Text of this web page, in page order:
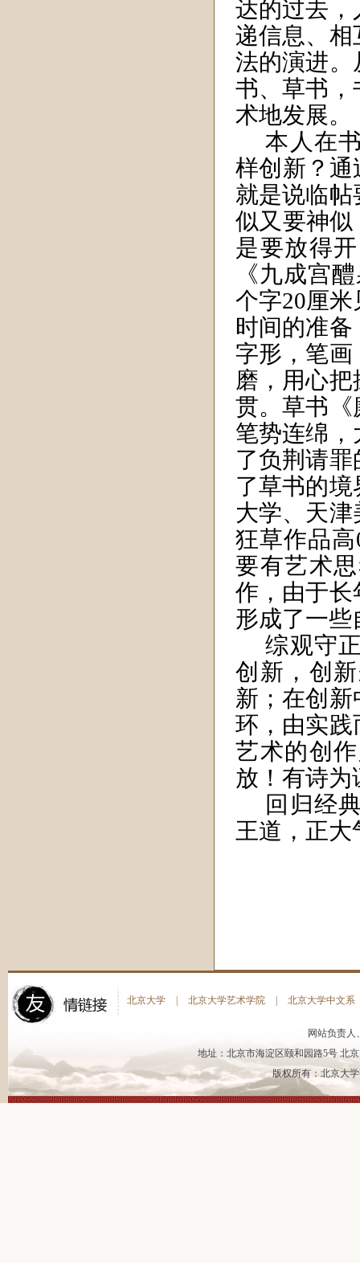
达的过去，
递信息、相
法的演进。
书、草书，
术地发展。
本人在
样创新？通
就是说临帖
似又要神似
是要放得
《九成宫
个字20厘
时间的准
字形，笔画
磨，用心
贯。草书《
笔势连绵
了负荆请
了草书的
大学、天
狂草作品
要有艺术
作，由于长
形成了一些
综观守
创新，创
新；在创
环，由实践
艺术的创
放！有诗为
回归经
王道，正
北京大学 北京大学艺术学院 北京大学中文系
网站负责
地址：北京市海淀区颐和园路5号 北
版权所有：北京大